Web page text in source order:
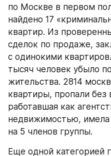
по Москве в первом
найдено 17
квартир. Из
сделок по продаже,
с одинокими
тысяч человек убыло
жительства. 2814
квартиры, пропали без
работавшая как
недвижимостью, имела
на 5 членов группы.
Еще одной категорией